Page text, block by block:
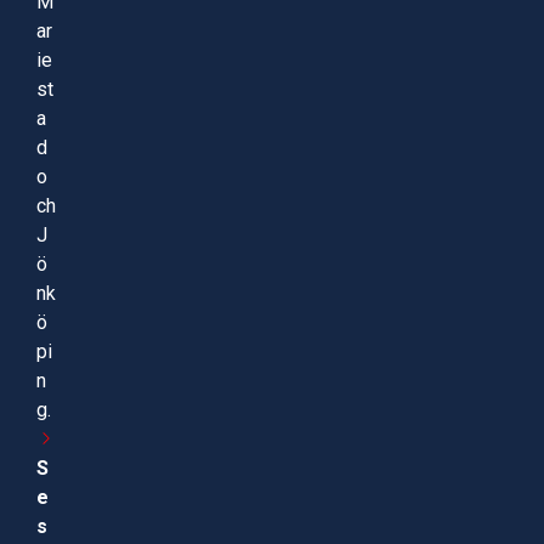
ar
ie
st
a
d
o
ch
J
ö
nk
ö
pi
n
g.
S
e
s